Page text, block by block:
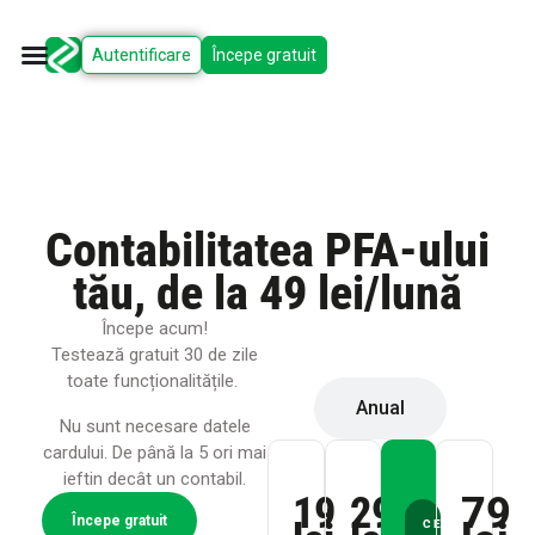
Autentificare Începe gratuit
Contabilitatea PFA-ului
tău, de la 49 lei/lună
Începe acum!
Testează gratuit 30 de zile
toate funcționalitățile.
Nu sunt necesare datele
cardului. De până la 5 ori mai
ieftin decât un contabil.
Începe gratuit
Anual
19 29
CEL
79